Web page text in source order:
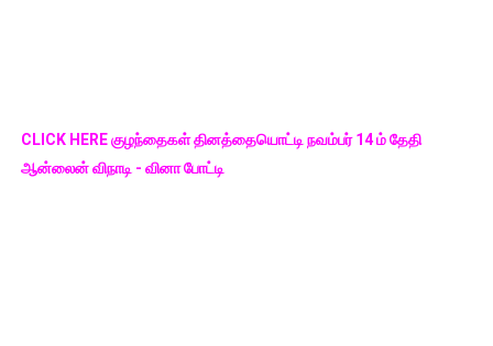
CLICK HERE குழந்தைகள் தினத்தையொட்டி நவம்பர் 14 ம் தேதி
ஆன்லைன் விநாடி - வினா போட்டி